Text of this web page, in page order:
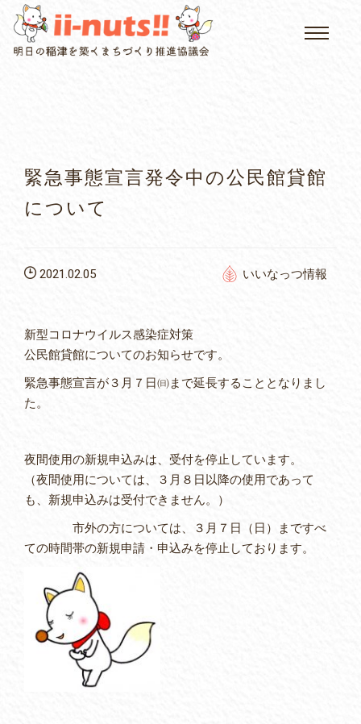
HOME
アクセス
緊急事態宣言発令中の公民館貸館
について
いいなっつ情報
2021.02.05
新型コロナウイルス感染症対策
公民館貸館についてのお知らせです。
緊急事態宣言が３月７日㈰まで延長することとなりまし
た。
夜間使用の新規申込みは、受付を停止しています。
（夜間使用については、３月８日以降の使用であって
も、新規申込みは受付できません。）
市外の方については、３月７日（日）まですべ
ての時間帯の新規申請・申込みを停止しております。